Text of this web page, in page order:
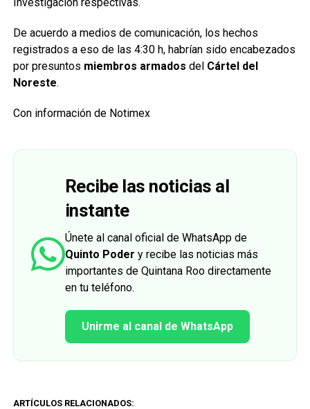
De acuerdo a medios de comunicación, los hechos
registrados a eso de las 4:30 h, habrían sido encabezados
por presuntos miembros armados del Cártel del
Noreste.
Con información de Notimex
Recibe las noticias al
instante
Únete al canal oficial de WhatsApp de
Quinto Poder y recibe las noticias más
importantes de Quintana Roo directamente
en tu teléfono.
Unirme al canal de WhatsApp
ARTÍCULOS RELACIONADOS: